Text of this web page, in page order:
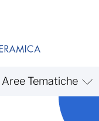
Aree Tematiche